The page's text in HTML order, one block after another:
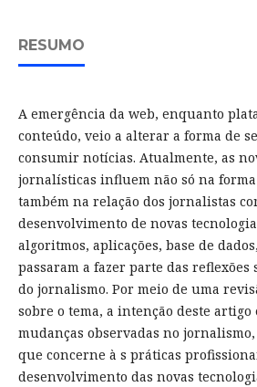
RESUMO
A emergência da web, enquanto
conteúdo, veio a alterar a forma de
consumir notícias. Atualmente, as
jornalísticas influem não só na forma
também na relação dos jornalistas
desenvolvimento de novas
algoritmos, aplicações, base de
passaram a fazer parte das reflexões
do jornalismo. Por meio de uma
sobre o tema, a intenção deste
mudanças observadas no
que concerne à s práticas
desenvolvimento das novas